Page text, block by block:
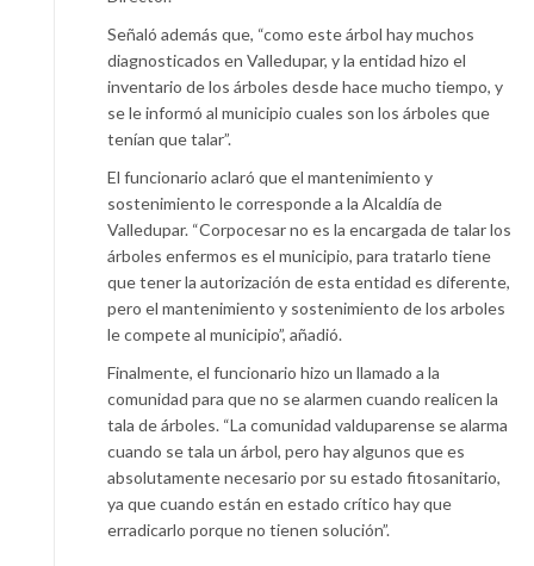
Señaló además que, “como este árbol hay muchos
diagnosticados en Valledupar, y la entidad hizo el
inventario de los árboles desde hace mucho tiempo, y
se le informó al municipio cuales son los árboles que
tenían que talar”.
El funcionario aclaró que el mantenimiento y
sostenimiento le corresponde a la Alcaldía de
Valledupar. “Corpocesar no es la encargada de talar los
árboles enfermos es el municipio, para tratarlo tiene
que tener la autorización de esta entidad es diferente,
pero el mantenimiento y sostenimiento de los arboles
le compete al municipio”, añadió.
Finalmente, el funcionario hizo un llamado a la
comunidad para que no se alarmen cuando realicen la
tala de árboles. “La comunidad valduparense se alarma
cuando se tala un árbol, pero hay algunos que es
absolutamente necesario por su estado fitosanitario,
ya que cuando están en estado crítico hay que
erradicarlo porque no tienen solución”.